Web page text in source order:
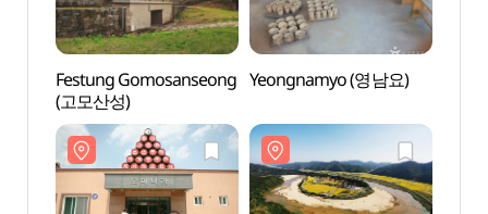
Festung Gomosanseong
(고모산성)
Yeongnamyo (영남요)